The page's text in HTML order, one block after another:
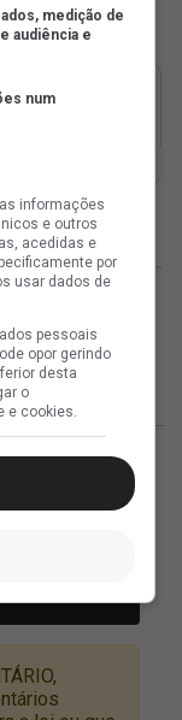
medição de
audiência e
num
informações
e outros
acedidas e
por
usar dados de
pessoais
opor gerindo
desta
o
e cookies.